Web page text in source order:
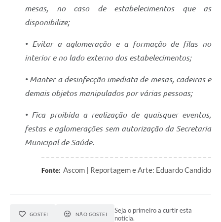
mesas, no caso de estabelecimentos que as
disponibilize;
• Evitar a aglomeração e a formação de filas no
interior e no lado externo dos estabelecimentos;
• Manter a desinfecção imediata de mesas, cadeiras e
demais objetos manipulados por várias pessoas;
• Fica proibida a realização de quaisquer eventos,
festas e aglomerações sem autorização da Secretaria
Municipal de Saúde.
Fonte: Ascom | Reportagem e Arte: Eduardo Candido
GOSTEI NÃO GOSTEI
Seja o primeiro a curtir esta
notícia.